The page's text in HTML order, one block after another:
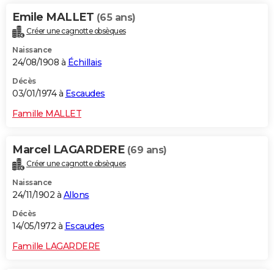
Emile MALLET (65 ans)
Créer une cagnotte obsèques
Naissance
24/08/1908 à Échillais
Décès
03/01/1974 à Escaudes
Famille MALLET
Marcel LAGARDERE (69 ans)
Créer une cagnotte obsèques
Naissance
24/11/1902 à Allons
Décès
14/05/1972 à Escaudes
Famille LAGARDERE